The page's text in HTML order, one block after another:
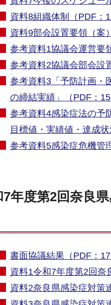
資料8組織体制（PDF：
資料9部会設置要領（案
参考資料1協議会運営要
参考資料2協議会部会設
参考資料3「予防計画・
の締結実績」（PDF：
参考資料4感染症法の予
目標値・実績値・達成状
参考資料5感染症危機管
7年度第2回奈良
書面協議結果（PDF：
資料1令和7年度第2回奈
資料2奈良県感染症対策